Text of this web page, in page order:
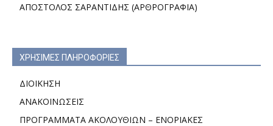
ΑΠΟΣΤΟΛΟΣ ΣΑΡΑΝΤΙΔΗΣ (ΑΡΘΡΟΓΡΑΦΙΑ)
ΧΡΗΣΙΜΕΣ ΠΛΗΡΟΦΟΡΙΕΣ
ΔΙΟΙΚΗΣΗ
ΑΝΑΚΟΙΝΩΣΕΙΣ
ΠΡΟΓΡΑΜΜΑΤΑ ΑΚΟΛΟΥΘΙΩΝ – ΕΝΟΡΙΑΚΕΣ